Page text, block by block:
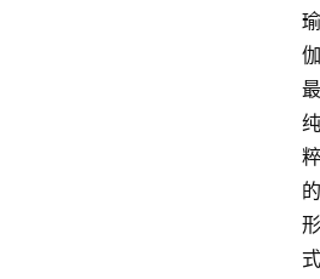
瑜
伽
最
纯
粹
的
形
式